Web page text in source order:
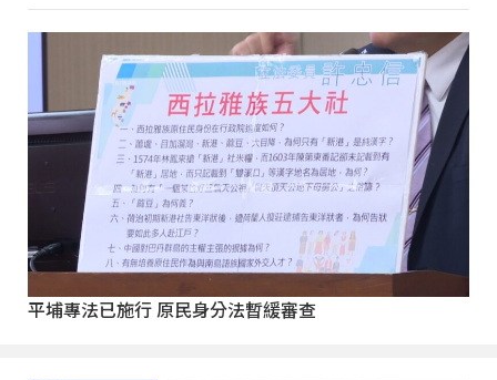
平埔專法已施行 原民身分法暫緩審查